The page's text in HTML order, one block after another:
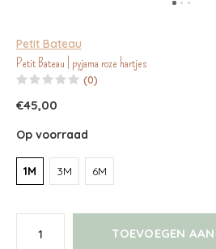
Petit Bateau
Petit Bateau | pyjama roze hartjes
(0)
€45,00
Op voorraad
1M 3M 6M
TOEVOEGEN